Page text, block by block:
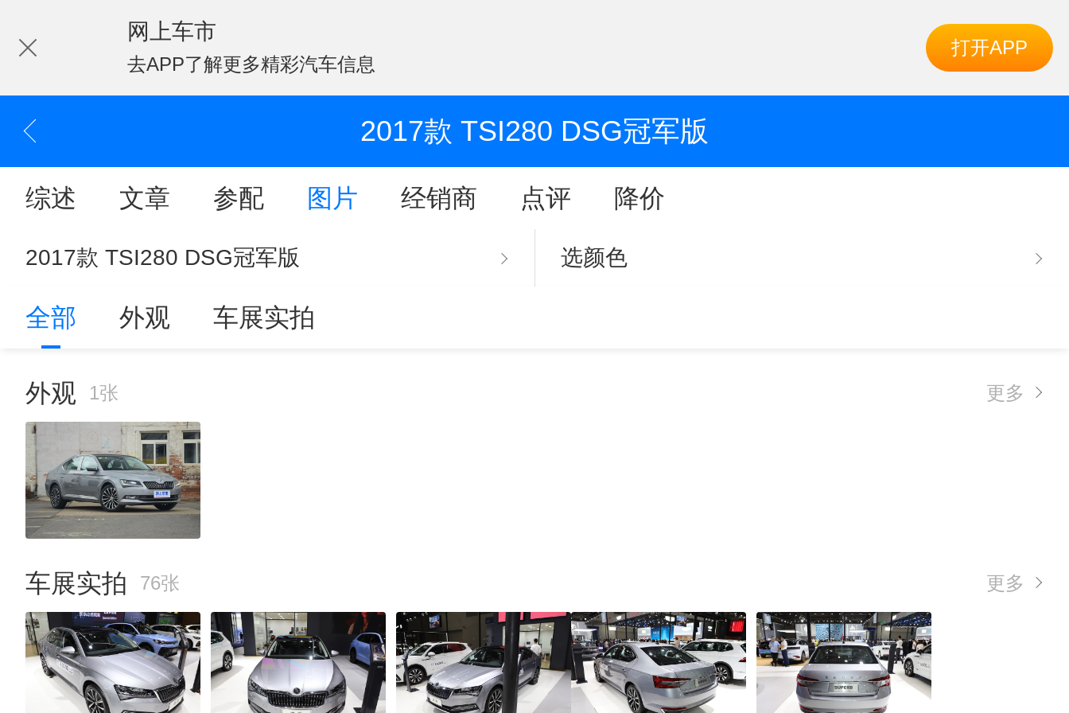
网上车市
去APP了解更多精彩汽车信息
打开APP
2017款 TSI280 DSG冠军版
综述 文章 参配 图片 经销商 点评 降价
2017款 TSI280 DSG冠军版 选颜色
全部 外观 车展实拍
外观 1张 更多
车展实拍 76张 更多